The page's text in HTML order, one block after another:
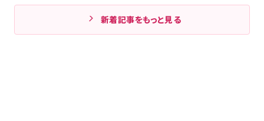
新着記事をもっと見る